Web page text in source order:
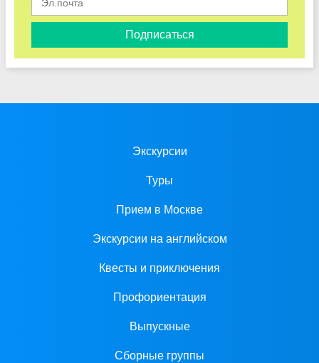
Подписаться
Экскурсии
Туры
Прием в Москве
Экскурсии на английском
Квесты и приключения
Профориентация
Выпускные
Сборные группы